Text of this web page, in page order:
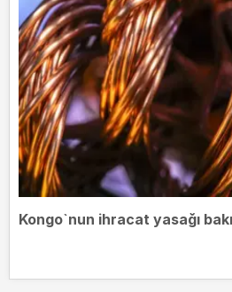
Kongo`nun ihracat yasağı